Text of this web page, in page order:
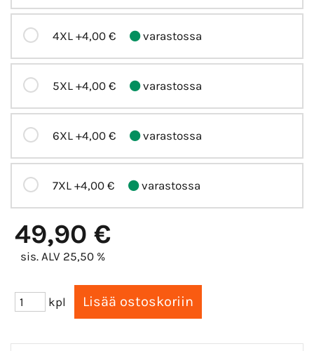
4XL +4,00 € varastossa
5XL +4,00 € varastossa
6XL +4,00 € varastossa
7XL +4,00 € varastossa
49,90 €
sis. ALV 25,50 %
kpl